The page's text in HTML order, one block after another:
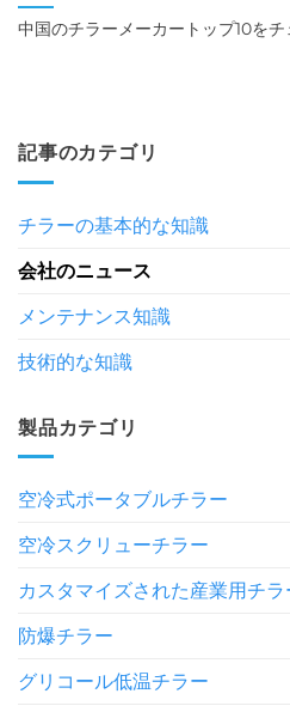
中国のチラーメーカートップ10をチ
記事のカテゴリ
チラーの基本的な知識
会社のニュース
メンテナンス知識
技術的な知識
製品カテゴリ
空冷式ポータブルチラー
空冷スクリューチラー
カスタマイズされた産業用チラ
防爆チラー
グリコール低温チラー